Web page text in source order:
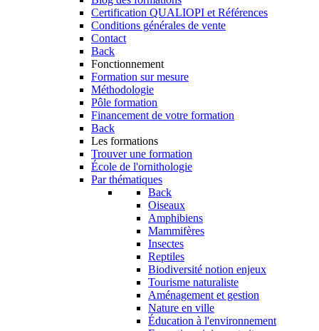
Certification QUALIOPI et Références
Conditions générales de vente
Contact
Back
Fonctionnement
Formation sur mesure
Méthodologie
Pôle formation
Financement de votre formation
Back
Les formations
Trouver une formation
École de l'ornithologie
Par thématiques
Back
Oiseaux
Amphibiens
Mammifères
Insectes
Reptiles
Biodiversité notion enjeux
Tourisme naturaliste
Aménagement et gestion
Nature en ville
Éducation à l'environnement